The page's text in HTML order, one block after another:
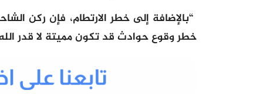
“بالإضافة إلى خطر الارتطام، فإن ركن
خطر وقوع حوادث قد تكون مميتة لا قدر